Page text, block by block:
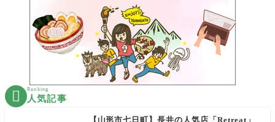
 Ranking
人気記事
【山形市七日町】長井の人気店「Retreat」